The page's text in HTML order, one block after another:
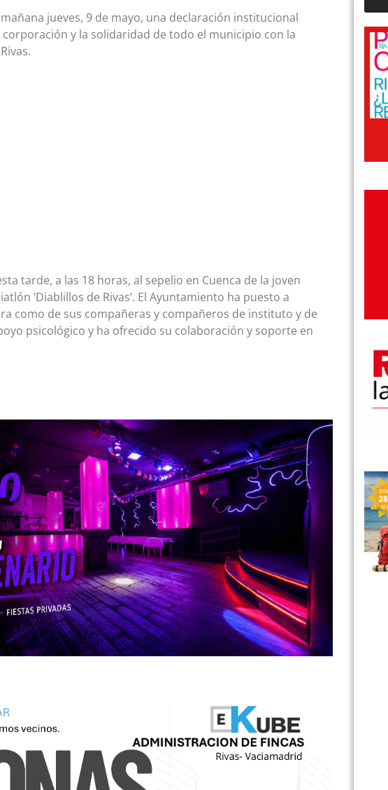
jueves, 9 de mayo, una declaración institucional
y la solidaridad de todo el municipio con la
tarde, a las 18 horas, al sepelio en Cuenca de la joven
‘Diablillos de Rivas’. El Ayuntamiento ha puesto a
como de sus compañeras y compañeros de instituto y de
psicológico y ha ofrecido su colaboración y soporte en